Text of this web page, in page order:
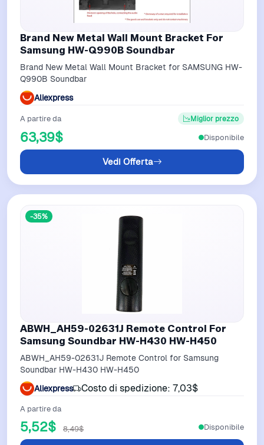
Brand New Metal Wall Mount Bracket For
Samsung HW-Q990B Soundbar
Brand New Metal Wall Mount Bracket for SAMSUNG HW-
Q990B Soundbar
Aliexpress
A partire da
63,39$
Miglior prezzo
Vedi Offerta
Disponibile
-35%
ABWH_AH59-02631J Remote Control For
Samsung Soundbar HW-H430 HW-H450
ABWH_AH59-02631J Remote Control for Samsung
Soundbar HW-H430 HW-H450
Aliexpress
Costo di spedizione: 7,03$
A partire da
5,52$ 8,49$ Disponibile